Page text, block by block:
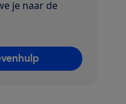
je naar de